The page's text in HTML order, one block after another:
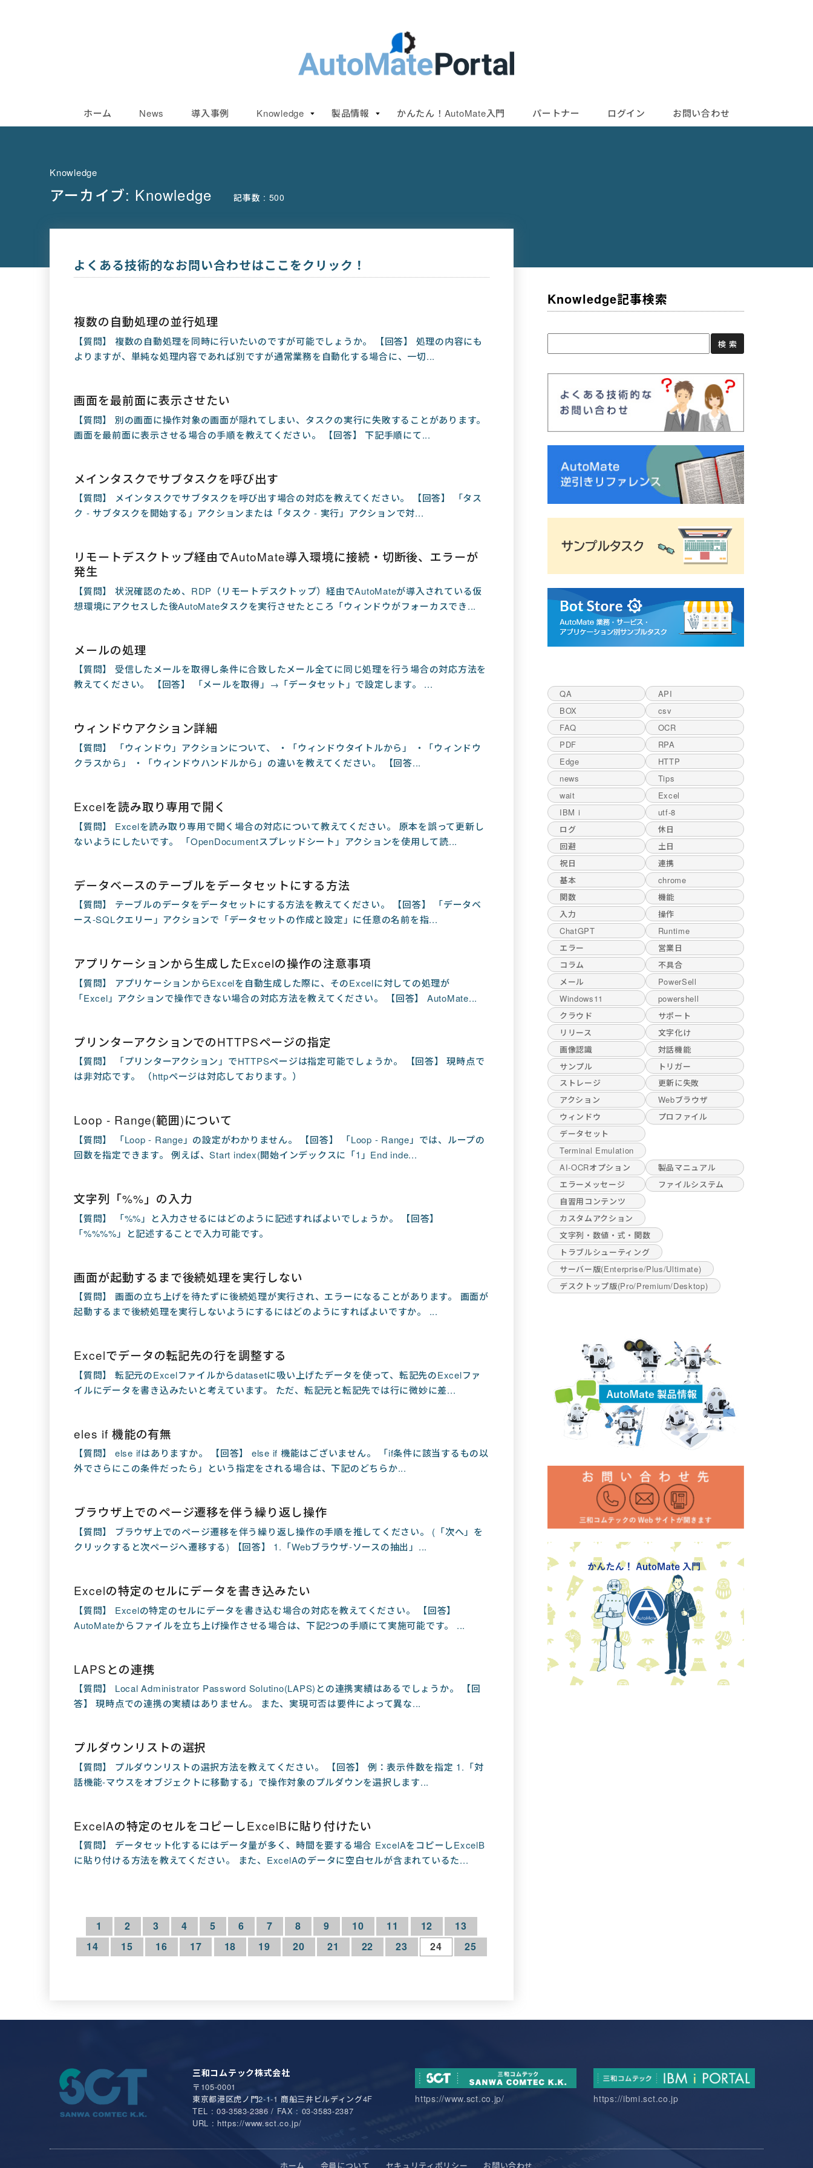
ホーム News 導入事例 Knowledge 製品情報 かんたん！AutoMate入門 パートナー ログイン お問い合わせ
Knowledge
アーカイブ: Knowledge 記事数 : 500
よくある技術的なお問い合わせはここをクリック！
複数の自動処理の並行処理
【質問】 複数の自動処理を同時に行いたいのですが可能でしょうか。 【回答】 処理の内容にも
よりますが、単純な処理内容であれば別ですが通常業務を自動化する場合に、一切...
画面を最前面に表示させたい
【質問】 別の画面に操作対象の画面が隠れてしまい、タスクの実行に失敗することがあります。
画面を最前面に表示させる場合の手順を教えてください。 【回答】 下記手順にて...
メインタスクでサブタスクを呼び出す
【質問】 メインタスクでサブタスクを呼び出す場合の対応を教えてください。 【回答】 「タス
ク - サブタスクを開始する」アクションまたは「タスク - 実行」アクションで対...
リモートデスクトップ経由でAutoMate導入環境に接続・切断後、エラーが
発生
【質問】 状況確認のため、RDP（リモートデスクトップ）経由でAutoMateが導入されている仮
想環境にアクセスした後AutoMateタスクを実行させたところ「ウィンドウがフォーカスでき...
メールの処理
【質問】 受信したメールを取得し条件に合致したメール全てに同じ処理を行う場合の対応方法を
教えてください。 【回答】 「メールを取得」→「データセット」で設定します。 ...
ウィンドウアクション詳細
【質問】 「ウィンドウ」アクションについて、 ・「ウィンドウタイトルから」 ・「ウィンドウ
クラスから」 ・「ウィンドウハンドルから」の違いを教えてください。 【回答...
Excelを読み取り専用で開く
【質問】 Excelを読み取り専用で開く場合の対応について教えてください。 原本を誤って更新し
ないようにしたいです。 「OpenDocumentスプレッドシート」アクションを使用して読...
データベースのテーブルをデータセットにする方法
【質問】 テーブルのデータをデータセットにする方法を教えてください。 【回答】 「データベ
ース-SQLクエリー」アクションで「データセットの作成と設定」に任意の名前を指...
アプリケーションから生成したExcelの操作の注意事項
【質問】 アプリケーションからExcelを自動生成した際に、そのExcelに対しての処理が
「Excel」アクションで操作できない場合の対応方法を教えてください。 【回答】 AutoMate...
プリンターアクションでのHTTPSページの指定
【質問】 「プリンターアクション」でHTTPSページは指定可能でしょうか。 【回答】 現時点で
は非対応です。 （httpページは対応しております。）
Loop - Range(範囲)について
【質問】 「Loop - Range」の設定がわかりません。 【回答】 「Loop - Range」では、ループの
回数を指定できます。 例えば、Start index(開始インデックスに「1」End inde...
文字列「%%」の入力
【質問】 「%%」と入力させるにはどのように記述すればよいでしょうか。 【回答】
「%%%%」と記述することで入力可能です。
画面が起動するまで後続処理を実行しない
【質問】 画面の立ち上げを待たずに後続処理が実行され、エラーになることがあります。 画面が
起動するまで後続処理を実行しないようにするにはどのようにすればよいですか。 ...
Excelでデータの転記先の行を調整する
【質問】 転記元のExcelファイルからdatasetに吸い上げたデータを使って、転記先のExcelファ
イルにデータを書き込みたいと考えています。 ただ、転記元と転記先では行に微妙に差...
eles if 機能の有無
【質問】 else ifはありますか。 【回答】 else if 機能はございません。 「if条件に該当するもの以
外でさらにこの条件だったら」という指定をされる場合は、下記のどちらか...
ブラウザ上でのページ遷移を伴う繰り返し操作
【質問】 ブラウザ上でのページ遷移を伴う繰り返し操作の手順を推してください。 (「次へ」を
クリックすると次ページへ遷移する) 【回答】 1.「Webブラウザ-ソースの抽出」...
Excelの特定のセルにデータを書き込みたい
【質問】 Excelの特定のセルにデータを書き込む場合の対応を教えてください。 【回答】
AutoMateからファイルを立ち上げ操作させる場合は、下記2つの手順にて実施可能です。 ...
LAPSとの連携
【質問】 Local Administrator Password Solutino(LAPS)との連携実績はあるでしょうか。 【回
答】 現時点での連携の実績はありません。 また、実現可否は要件によって異な...
プルダウンリストの選択
【質問】 プルダウンリストの選択方法を教えてください。 【回答】 例：表示件数を指定 1.「対
話機能-マウスをオブジェクトに移動する」で操作対象のプルダウンを選択します...
ExcelAの特定のセルをコピーしExcelBに貼り付けたい
【質問】 データセット化するにはデータ量が多く、時間を要する場合 ExcelAをコピーしExcelB
に貼り付ける方法を教えてください。 また、ExcelAのデータに空白セルが含まれているた...
1 2 3 4 5 6 7 8 9 10 11 12
13
14
15 16 17 18 19 20 21 22 23 24 25
Knowledge記事検索
QA
API
BOX
csv
FAQ
OCR
PDF
RPA
Edge
HTTP
news
Tips
wait
Excel
IBM i
utf-8
ログ
休日
回避
土日
祝日
連携
基本
chrome
関数
機能
入力
操作
ChatGPT
Runtime
エラー
営業日
コラム
不具合
メール
PowerSell
Windows11
powershell
クラウド
サポート
リリース
文字化け
画像認識
対話機能
サンプル
トリガー
ストレージ
更新に失敗
アクション
Webブラウザ
ウィンドウ
プロファイル
データセット
Terminal Emulation
AI-OCRオプション
製品マニュアル
エラーメッセージ
ファイルシステム
自習用コンテンツ
カスタムアクション
文字列・数値・式・関数
トラブルシューティング
サーバー版(Enterprise/Plus/Ultimate)
デスクトップ版(Pro/Premium/Desktop)
三和コムテック株式会社
〒105-0001
東京都港区虎ノ門2-1-1商船三井ビルディング4F
TEL : 03-3583-2386 / FAX : 03-3583-2387
URL : https://www.sct.co.jp/
https://www.sct.co.jp/ https://ibmi.sct.co.jp
ホーム 会員について セキュリティポリシー お問い合わせ